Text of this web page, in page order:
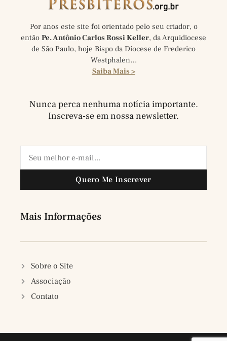
Por anos este site foi orientado pelo seu criador, o
então Pe. Antônio Carlos Rossi Keller, da Arquidiocese
de São Paulo, hoje Bispo da Diocese de Frederico
Westphalen…
Saiba Mais >
Nunca perca nenhuma notícia importante.
Inscreva-se em nossa newsletter.
Quero Me Inscrever
Mais Informações
Sobre o Site
Associação
Contato